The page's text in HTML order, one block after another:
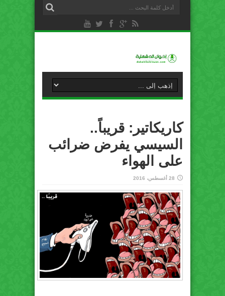
كاريكاتير: قريباً..
السيسي يفرض ضرائب
على الهواء
28 أغسطس، 2016